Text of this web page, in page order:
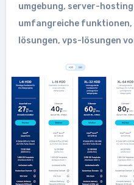
umgebung, server-
umfangreiche funktionen,
lösungen, vps-lösungen